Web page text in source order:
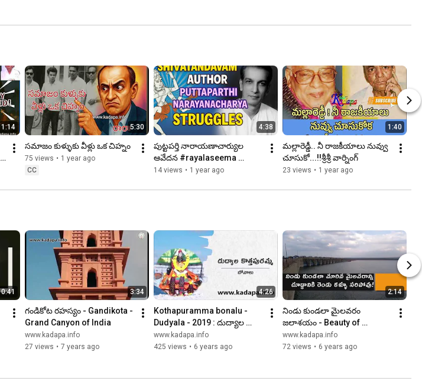
1:14 5:30
సమాజం కుళ్ళుకు వీళ్లు ఒక చిహ్నం
75 views • 1 year ago
CC
4:38
పుట్టపర్తి నారాయణాచార్యుల
ఆవేదన #rayalaseema
#puttaparti #shivatandavam
14 views • 1 year ago
1:40
మల్లారెడ్డీ.. నీ రాజకీయాలు నువ్వు
చూసుకో...!!శ్రీశ్రీ వార్నింగ్
23 views • 1 year ago
0:41 3:34
గండికోట రహస్యం - Gandikota -
Grand Canyon of India
www.kadapa.info
27 views • 7 years ago
4:26
Kothapuramma bonalu -
Dudyala - 2019 : దుద్యాల
కొత్తపురమ్మ బోనాలు
www.kadapa.info
425 views • 6 years ago
2:14
నిండు కుండలా మైలవరం
జలాశయం - Beauty of
Mylavaram Reservoir
www.kadapa.info
72 views • 6 years ago